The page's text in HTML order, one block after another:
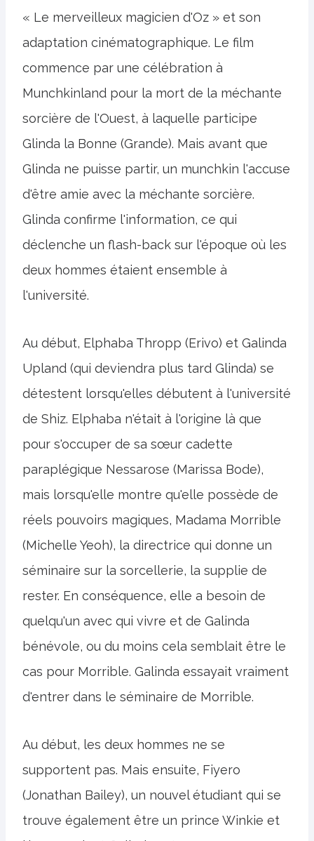
« Le merveilleux magicien d'Oz » et son
adaptation cinématographique. Le film
commence par une célébration à
Munchkinland pour la mort de la méchante
sorcière de l'Ouest, à laquelle participe
Glinda la Bonne (Grande). Mais avant que
Glinda ne puisse partir, un munchkin l'accuse
d'être amie avec la méchante sorcière.
Glinda confirme l'information, ce qui
déclenche un flash-back sur l'époque où les
deux hommes étaient ensemble à
l'université.
Au début, Elphaba Thropp (Erivo) et Galinda
Upland (qui deviendra plus tard Glinda) se
détestent lorsqu'elles débutent à l'université
de Shiz. Elphaba n'était à l'origine là que
pour s'occuper de sa sœur cadette
paraplégique Nessarose (Marissa Bode),
mais lorsqu'elle montre qu'elle possède de
réels pouvoirs magiques, Madama Morrible
(Michelle Yeoh), la directrice qui donne un
séminaire sur la sorcellerie, la supplie de
rester. En conséquence, elle a besoin de
quelqu'un avec qui vivre et de Galinda
bénévole, ou du moins cela semblait être le
cas pour Morrible. Galinda essayait vraiment
d'entrer dans le séminaire de Morrible.
Au début, les deux hommes ne se
supportent pas. Mais ensuite, Fiyero
(Jonathan Bailey), un nouvel étudiant qui se
trouve également être un prince Winkie et